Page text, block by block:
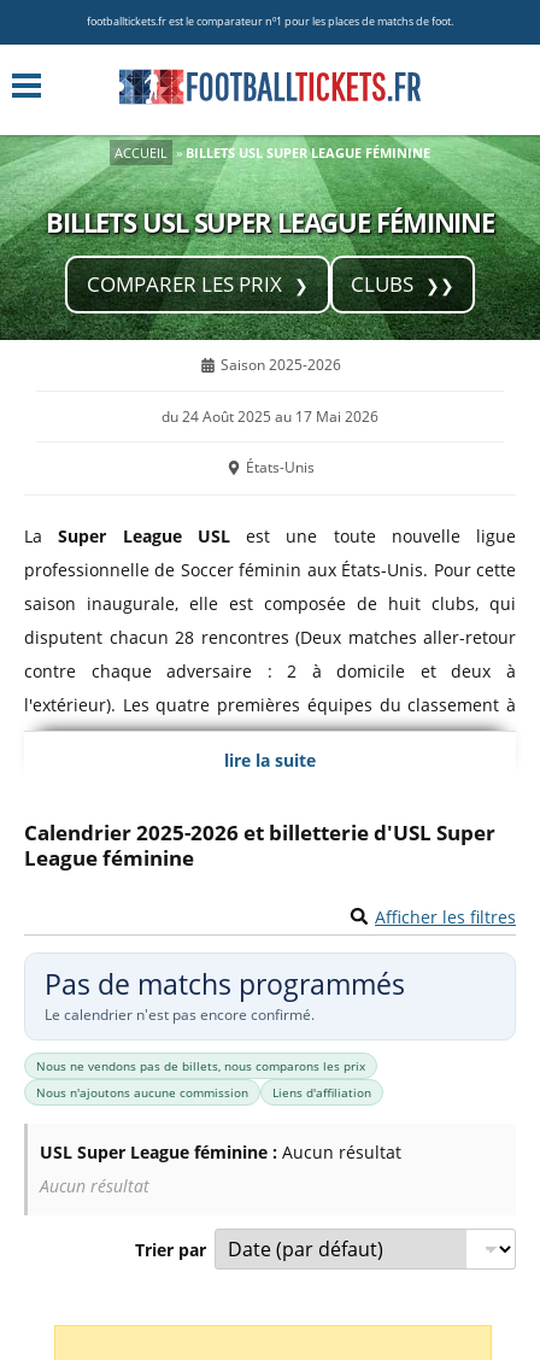
footballtickets.fr est le comparateur nº1 pour les places de matchs de foot.
ACCUEIL »BILLETS USL SUPER LEAGUE FÉMININE
BILLETS USL SUPER LEAGUE FÉMININE
COMPARER LES PRIX CLUBS
Saison 2025-2026
du 24 Août 2025 au 17 Mai 2026
États-Unis
LaSuper League USLest une toute nouvelle ligue
professionnelle de Soccer féminin aux États-Unis. Pour cette
saison inaugurale, elle est composée de huit clubs, qui
disputent chacun 28 rencontres (Deux matches aller-retour
contre chaque adversaire : 2 à domicile et deux à
l'extérieur). Les quatre premières équipes du classement à
l'issue de la saison régulière se qualifient pour les demi-
finales des play-offs. La finale du championnat aura lieu le
La USL Super League envisage d'être une reference en
années, à l'instar de l'autre ligue de soccer féminin aux USA,
NWSL
Consultez le calendrier des rencontres dès aujourd'hui et
comparez les prix des places avant d'acheter vos
pour l'USL Super League féminineaux États-Unis.
lire la suite
Calendrier 2025-2026 et billetterie d'USL Super
League féminine
Afficher les filtres
Pas de matchs programmés
Le calendrier n'est pas encore confirmé.
Nous ne vendons pas de billets, nous comparons les prix
Nous n'ajoutons aucune commission
Liens d'affiliation
USL Super League féminine : Aucun résultat
Aucun résultat
Trier par